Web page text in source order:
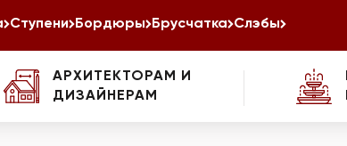
Ступени Бордюры Брусчатка Слэбы
АРХИТЕКТОРАМ И
ДИЗАЙНЕРАМ